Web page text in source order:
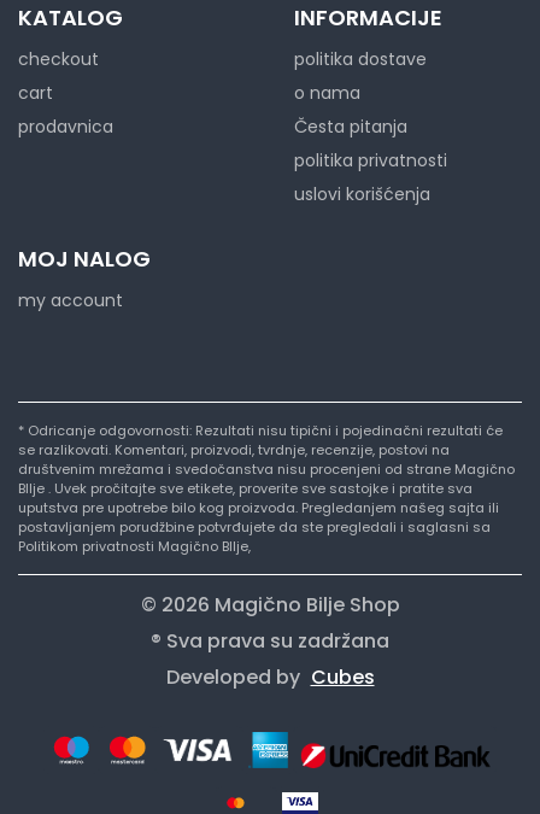
KATALOG
checkout
cart
prodavnica
INFORMACIJE
politika dostave
o nama
Česta pitanja
politika privatnosti
uslovi korišćenja
MOJ NALOG
my account
* Odricanje odgovornosti: Rezultati nisu tipični i pojedinačni rezultati će
se razlikovati. Komentari, proizvodi, tvrdnje, recenzije, postovi na
društvenim mrežama i svedočanstva nisu procenjeni od strane Magično
BIlje . Uvek pročitajte sve etikete, proverite sve sastojke i pratite sva
uputstva pre upotrebe bilo kog proizvoda. Pregledanjem našeg sajta ili
postavljanjem porudžbine potvrđujete da ste pregledali i saglasni sa
Politikom privatnosti Magično BIlje,
© 2026 Magično Bilje Shop
® Sva prava su zadržana
Developed by Cubes